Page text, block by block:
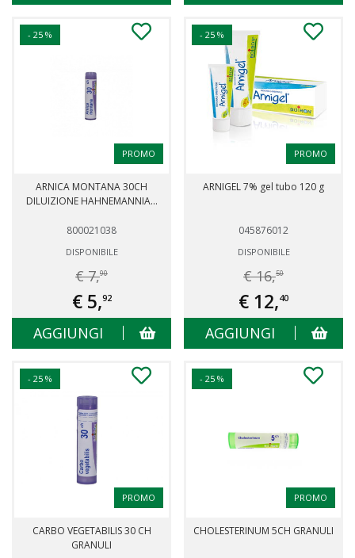
- 25 %
PROMO
ARNICA MONTANA 30CH
DILUIZIONE HAHNEMANNIA...
800021038
DISPONIBILE
€ 7,90
€ 5,92
AGGIUNGI
- 25 %
PROMO
ARNIGEL 7% gel tubo 120 g
045876012
DISPONIBILE
€ 16,50
€ 12,40
AGGIUNGI
- 25 %
PROMO
CARBO VEGETABILIS 30 CH
GRANULI
- 25 %
PROMO
CHOLESTERINUM 5CH GRANULI